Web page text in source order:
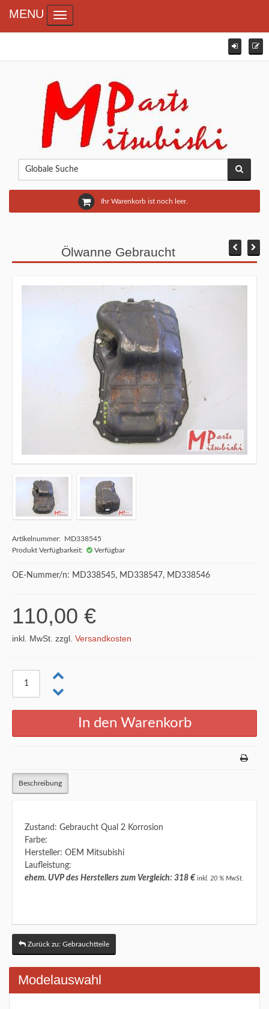
Ihr Warenkorb ist noch leer.
MENU Toggle navigation
Ölwanne Gebraucht
Artikelnummer: MD338545
Produkt Verfügbarkeit:
Verfügbar
OE-Nummer/n: MD338545, MD338547, MD338546
110,00 €
inkl. MwSt. zzgl. Versandkosten
Beschreibung
Zustand: Gebraucht Qual 2 Korrosion
Farbe:
Hersteller: OEM Mitsubishi
Laufleistung:
ehem. UVP des Herstellers zum Vergleich: 318 € inkl. 20 % MwSt.
Zurück zu: Gebrauchtteile
Modelauswahl